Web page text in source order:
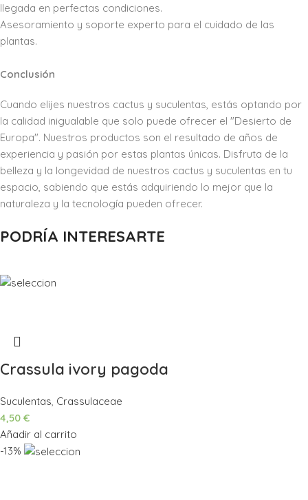
llegada en perfectas condiciones.
Asesoramiento y soporte experto para el cuidado de las
plantas.
Conclusión
Cuando elijes nuestros cactus y suculentas, estás optando por
la calidad inigualable que solo puede ofrecer el "Desierto de
Europa". Nuestros productos son el resultado de años de
experiencia y pasión por estas plantas únicas. Disfruta de la
belleza y la longevidad de nuestros cactus y suculentas en tu
espacio, sabiendo que estás adquiriendo lo mejor que la
naturaleza y la tecnología pueden ofrecer.
PODRÍA INTERESARTE
Crassula ivory pagoda
Suculentas Crassulaceae
4,50 €
Añadir al carrito
-13%